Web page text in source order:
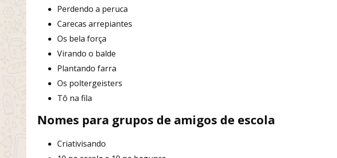
Perdendo a peruca
Carecas arrepiantes
Os bela força
Virando o balde
Plantando farra
Os poltergeisters
Tô na fila
Nomes para grupos de amigos de escola
Criativisando